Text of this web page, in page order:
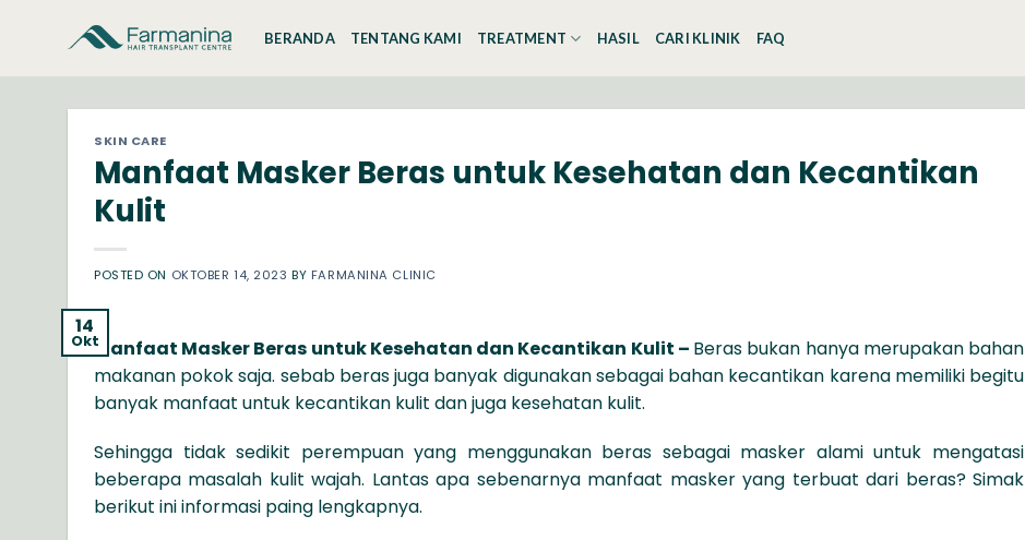
BERANDA TENTANG KAMI TREATMENT HASIL CARI KLINIK FAQ
SKIN CARE
Manfaat Masker Beras untuk Kesehatan dan Kecantikan
Kulit
POSTED ON OKTOBER 14, 2023 BY FARMANINA CLINIC
14
OktManfaat Masker Beras untuk Kesehatan dan Kecantikan Kulit – Beras bukan hanya merupakan bahan
makanan pokok saja. sebab beras juga banyak digunakan sebagai bahan kecantikan karena memiliki begitu
banyak manfaat untuk kecantikan kulit dan juga kesehatan kulit.
Sehingga tidak sedikit perempuan yang menggunakan beras sebagai masker alami untuk mengatasi
beberapa masalah kulit wajah. Lantas apa sebenarnya manfaat masker yang terbuat dari beras? Simak
berikut ini informasi paing lengkapnya.